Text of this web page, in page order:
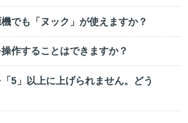
でも「ヌック」が使えますか？
作することはできますか？
5」以上に上げられません。どう